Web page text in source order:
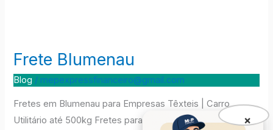
Frete Blumenau
Blog / mepexpressfinanceiro@gmail.com
Fretes em Blumenau para Empresas Têxteis | Carro
Utilitário até 500kg Fretes para Empresas Têxteis em
Frete
Blumenau
×